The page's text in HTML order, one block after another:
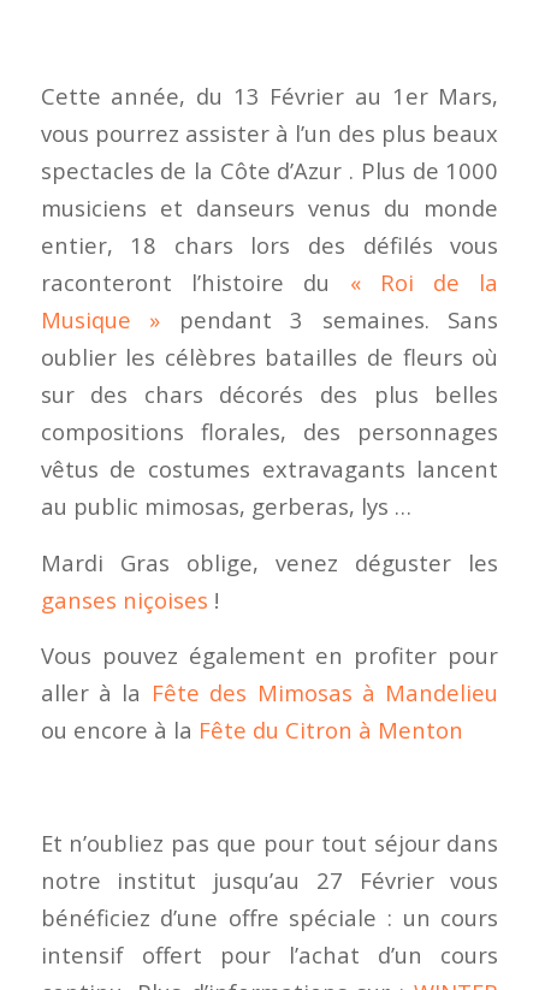
Cette année, du 13 Février au 1er Mars,
vous pourrez assister à l’un des plus beaux
spectacles de la Côte d’Azur . Plus de 1000
musiciens et danseurs venus du monde
entier, 18 chars lors des défilés vous
raconteront l’histoire du « Roi de la
Musique » pendant 3 semaines. Sans
oublier les célèbres batailles de fleurs où
sur des chars décorés des plus belles
compositions florales, des personnages
vêtus de costumes extravagants lancent
au public mimosas, gerberas, lys …
Mardi Gras oblige, venez déguster les
ganses niçoises !
Vous pouvez également en profiter pour
aller à la Fête des Mimosas à Mandelieu
ou encore à la Fête du Citron à Menton
Et n’oubliez pas que pour tout séjour dans
notre institut jusqu’au 27 Février vous
bénéficiez d’une offre spéciale : un cours
intensif offert pour l’achat d’un cours